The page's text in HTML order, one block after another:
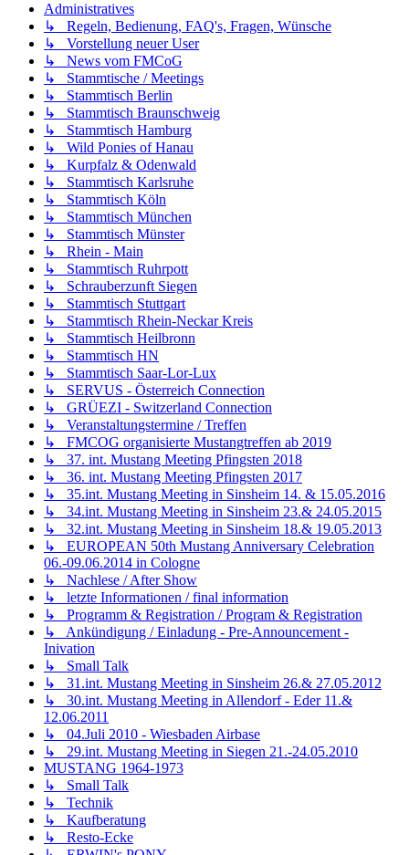
Administratives
↳ Regeln, Bedienung, FAQ's, Fragen, Wünsche
↳ Vorstellung neuer User
↳ News vom FMCoG
↳ Stammtische / Meetings
↳ Stammtisch Berlin
↳ Stammtisch Braunschweig
↳ Stammtisch Hamburg
↳ Wild Ponies of Hanau
↳ Kurpfalz & Odenwald
↳ Stammtisch Karlsruhe
↳ Stammtisch Köln
↳ Stammtisch München
↳ Stammtisch Münster
↳ Rhein - Main
↳ Stammtisch Ruhrpott
↳ Schrauberzunft Siegen
↳ Stammtisch Stuttgart
↳ Stammtisch Rhein-Neckar Kreis
↳ Stammtisch Heilbronn
↳ Stammtisch HN
↳ Stammtisch Saar-Lor-Lux
↳ SERVUS - Österreich Connection
↳ GRÜEZI - Switzerland Connection
↳ Veranstaltungstermine / Treffen
↳ FMCOG organisierte Mustangtreffen ab 2019
↳ 37. int. Mustang Meeting Pfingsten 2018
↳ 36. int. Mustang Meeting Pfingsten 2017
↳ 35.int. Mustang Meeting in Sinsheim 14. & 15.05.2016
↳ 34.int. Mustang Meeting in Sinsheim 23.& 24.05.2015
↳ 32.int. Mustang Meeting in Sinsheim 18.& 19.05.2013
↳ EUROPEAN 50th Mustang Anniversary Celebration
06.-09.06.2014 in Cologne
↳ Nachlese / After Show
↳ letzte Informationen / final information
↳ Programm & Registration / Program & Registration
↳ Ankündigung / Einladung - Pre-Announcement -
Inivation
↳ Small Talk
↳ 31.int. Mustang Meeting in Sinsheim 26.& 27.05.2012
↳ 30.int. Mustang Meeting in Allendorf - Eder 11.&
12.06.2011
↳ 04.Juli 2010 - Wiesbaden Airbase
↳ 29.int. Mustang Meeting in Siegen 21.-24.05.2010
MUSTANG 1964-1973
↳ Small Talk
↳ Technik
↳ Kaufberatung
↳ Resto-Ecke